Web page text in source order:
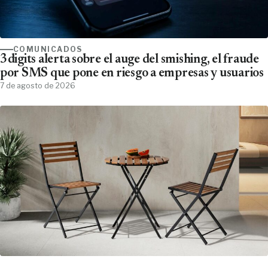
COMUNICADOS
3digits alerta sobre el auge del smishing, el fraude
por SMS que pone en riesgo a empresas y usuarios
7 de agosto de 2026